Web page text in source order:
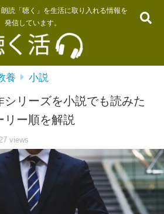
読「聴く」を生活に取り入れる情報を
発信しています。
養 小説
シリーズを小説でも読みた
リー順を解説
views